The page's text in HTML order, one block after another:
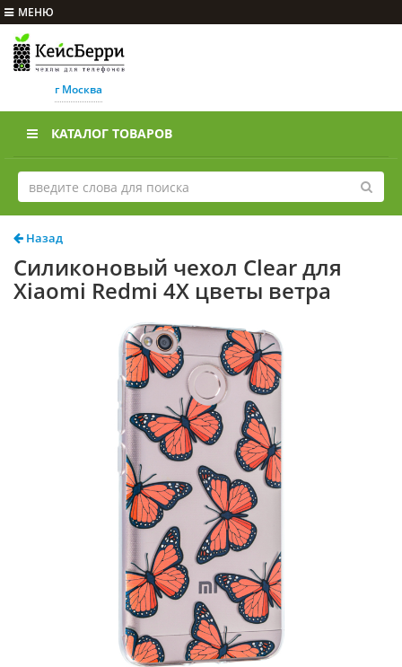
МЕНЮ
г Москва
КАТАЛОГ ТОВАРОВ
Назад
Силиконовый чехол Clear для
Xiaomi Redmi 4X цветы ветра